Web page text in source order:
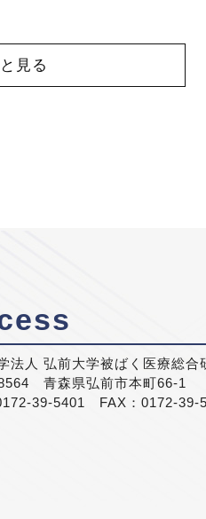
見る
法人 弘前大学被ばく医療総合
青森県弘前市本町66-1
39-5401 FAX：0172-39-